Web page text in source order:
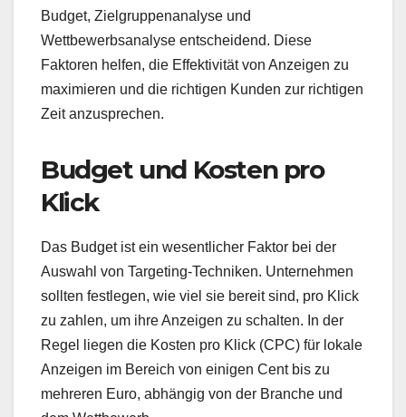
Budget, Zielgruppenanalyse und
Wettbewerbsanalyse entscheidend. Diese
Faktoren helfen, die Effektivität von Anzeigen zu
maximieren und die richtigen Kunden zur richtigen
Zeit anzusprechen.
Budget und Kosten pro
Klick
Das Budget ist ein wesentlicher Faktor bei der
Auswahl von Targeting-Techniken. Unternehmen
sollten festlegen, wie viel sie bereit sind, pro Klick
zu zahlen, um ihre Anzeigen zu schalten. In der
Regel liegen die Kosten pro Klick (CPC) für lokale
Anzeigen im Bereich von einigen Cent bis zu
mehreren Euro, abhängig von der Branche und